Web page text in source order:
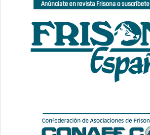
Anúnciate en revista Frisona o suscríbete